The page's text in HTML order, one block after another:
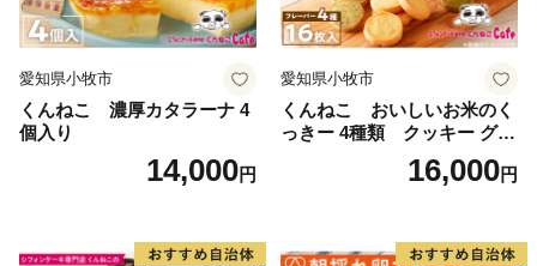
愛知県小牧市
くんねこ 濃厚カタラーナ 4
個入り
14,000円
愛知県小牧市
くんねこ おいしいお米のく
っきー 4種類 クッキー グル
16,000円